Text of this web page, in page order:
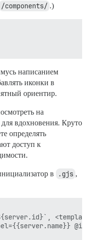
/components/ .)
написанием
иконки в
ориентир.
на
для вдохновения. Круто
определять
доступ к
в .gjs ,